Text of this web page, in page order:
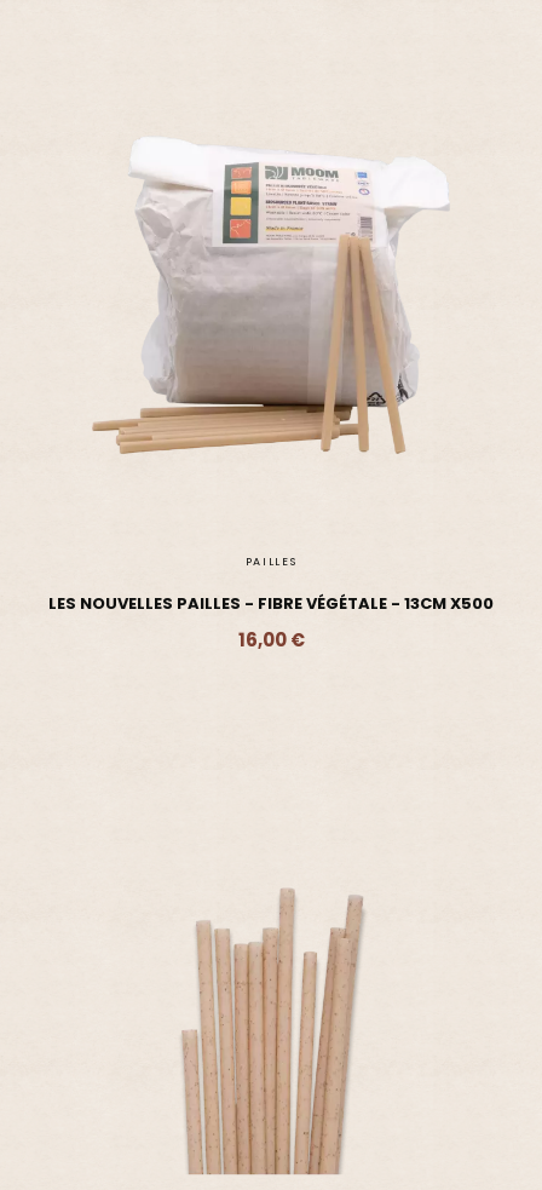
PAILLES
LES NOUVELLES PAILLES - FIBRE VÉGÉTALE - 13CM X500
16,00 €
Ajouter - 16,00 €